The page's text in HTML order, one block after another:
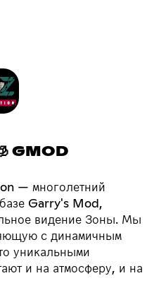
GMOD
— многолетний
Garry's Mod,
видение Зоны. Мы
с динамичным
уникальными
и на атмосферу, и на